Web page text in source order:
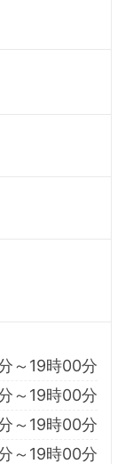
～19時00分
～19時00分
～19時00分
～19時00分